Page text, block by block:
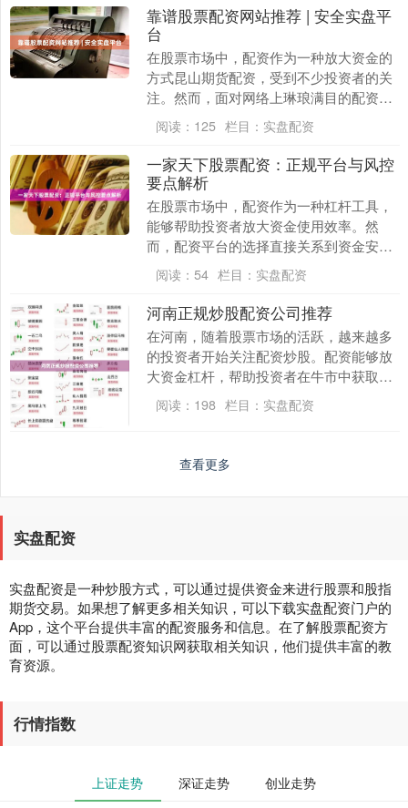
靠谱股票配资网站推荐 | 安全实盘平
台
在股票市场中，配资作为一种放大资金的
方式昆山期货配资，受到不少投资者的关
注。然而，面对网络上琳琅满目的配资平
台，如何筛选出**靠谱股票配资网站**，
选择**安全....
阅读： 125 栏目： 实盘配资
一家天下股票配资：正规平台与风控
要点解析
在股票市场中，配资作为一种杠杆工具，
能够帮助投资者放大资金使用效率。然
而，配资平台的选择直接关系到资金安全
与投资成败。本文以“一家天下股票配资”
为例，解析正规配....
阅读： 54 栏目： 实盘配资
河南正规炒股配资公司推荐
在河南，随着股票市场的活跃，越来越多
的投资者开始关注配资炒股。配资能够放
大资金杠杆，帮助投资者在牛市中获取更
高收益，但同时也伴随着风险。因此，选
择一家正规、安全....
阅读： 198 栏目： 实盘配资
查看更多
实盘配资
实盘配资是一种炒股方式，可以通过提供资金来进行股票和股指
期货交易。如果想了解更多相关知识，可以下载实盘配资门户的
App，这个平台提供丰富的配资服务和信息。在了解股票配资方
面，可以通过股票配资知识网获取相关知识，他们提供丰富的教
育资源。
行情指数
上证走势 深证走势 创业走势